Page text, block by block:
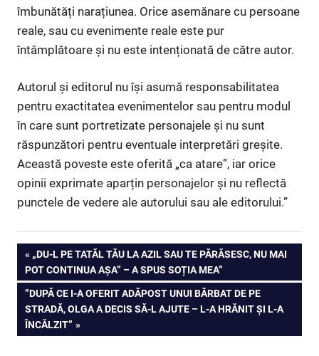
îmbunătăți narațiunea. Orice asemănare cu persoane
reale, sau cu evenimente reale este pur
întâmplătoare și nu este intenționată de către autor.
Autorul și editorul nu își asumă responsabilitatea
pentru exactitatea evenimentelor sau pentru modul
în care sunt portretizate personajele și nu sunt
răspunzători pentru eventuale interpretări greșite.
Această poveste este oferită „ca atare”, iar orice
opinii exprimate aparțin personajelor și nu reflectă
punctele de vedere ale autorului sau ale editorului.”
Navigare
în
articole
PREVIOUS
POST:
„DU-L PE TATĂL TĂU LA AZIL SAU TE PĂRĂSESC, NU MAI
POT CONTINUA AȘA” – A SPUS SOȚIA MEA”
NEXT
POST:
”DUPĂ CE I-A OFERIT ADĂPOST UNUI BĂRBAT DE PE
STRADĂ, OLGA A DECIS SĂ-L AJUTE – L-A HRĂNIT ȘI L-A
ÎNCĂLZIT”